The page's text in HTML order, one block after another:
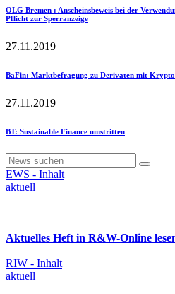
OLG Bremen : Anscheinsbeweis bei der
Pflicht zur Sperranzeige
27.11.2019
BaFin: Marktbefragung zu Derivaten mit
27.11.2019
BT: Sustainable Finance umstritten
EWS - Inhalt
aktuell
Aktuelles Heft in R&W-Online
RIW - Inhalt
aktuell